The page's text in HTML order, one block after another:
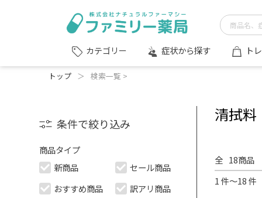
カテゴリー 症状から探す ト
トップ ＞ 検索一覧 >
条件で絞り込み
商品タイプ
新商品
セール商品
おすすめ商品
訳アリ商品
清拭料
全 18商品
1 件～18 件